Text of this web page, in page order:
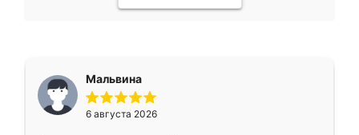
Мальвина
6 августа 2026